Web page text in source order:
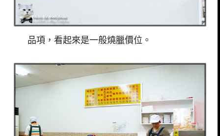
品項，看起來是一般燒臘價位。